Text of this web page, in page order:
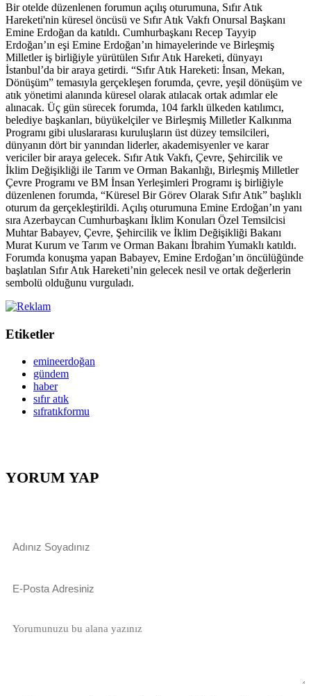
Bir otelde düzenlenen forumun açılış oturumuna, Sıfır Atık
Hareketi'nin küresel öncüsü ve Sıfır Atık Vakfı Onursal Başkanı
Emine Erdoğan da katıldı. Cumhurbaşkanı Recep Tayyip
Erdoğan’ın eşi Emine Erdoğan’ın himayelerinde ve Birleşmiş
Milletler iş birliğiyle yürütülen Sıfır Atık Hareketi, dünyayı
İstanbul’da bir araya getirdi. “Sıfır Atık Hareketi: İnsan, Mekan,
Dönüşüm” temasıyla gerçekleşen forumda, çevre, yeşil dönüşüm ve
atık yönetimi alanında küresel olarak atılacak ortak adımlar ele
alınacak. Üç gün sürecek forumda, 104 farklı ülkeden katılımcı,
belediye başkanları, büyükelçiler ve Birleşmiş Milletler Kalkınma
Programı gibi uluslararası kuruluşların üst düzey temsilcileri,
dünyanın dört bir yanından liderler, akademisyenler ve karar
vericiler bir araya gelecek. Sıfır Atık Vakfı, Çevre, Şehircilik ve
İklim Değişikliği ile Tarım ve Orman Bakanlığı, Birleşmiş Milletler
Çevre Programı ve BM İnsan Yerleşimleri Programı iş birliğiyle
düzenlenen forumda, “Küresel Bir Görev Olarak Sıfır Atık” başlıklı
oturum da gerçekleştirildi. Açılış oturumuna Emine Erdoğan’ın yanı
sıra Azerbaycan Cumhurbaşkanı İklim Konuları Özel Temsilcisi
Muhtar Babayev, Çevre, Şehircilik ve İklim Değişikliği Bakanı
Murat Kurum ve Tarım ve Orman Bakanı İbrahim Yumaklı katıldı.
Forumda konuşma yapan Babayev, Emine Erdoğan’ın öncülüğünde
başlatılan Sıfır Atık Hareketi’nin gelecek nesil ve ortak değerlerin
sembolü olduğunu vurguladı.
Etiketler
emineerdoğan
gündem
haber
sıfır atık
sıfratıkformu
YORUM YAP